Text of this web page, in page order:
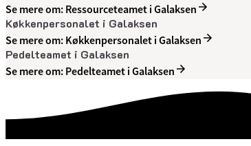
Se mere om: Ressourceteamet i Galaksen
Køkkenpersonalet i Galaksen
Se mere om: Køkkenpersonalet i Galaksen
Pedelteamet i Galaksen
Se mere om: Pedelteamet i Galaksen